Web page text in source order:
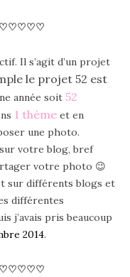
♡♡♡♡♡
Il s’agit d’un projet
le projet 52 est
année soit 52
1 thème et en
une photo.
votre blog, bref
votre photo 😉
sur différents blogs et
différentes
j’avais pris beaucoup
2014.
♡♡♡♡♡